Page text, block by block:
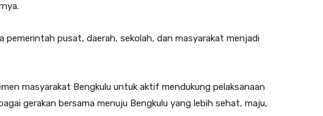
pemerintah pusat, daerah, sekolah, dan masyarakat menjadi
masyarakat Bengkulu untuk aktif mendukung pelaksanaan
gerakan bersama menuju Bengkulu yang lebih sehat, maju,